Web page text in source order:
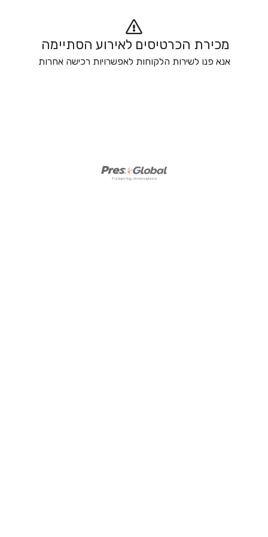
מכירת הכרטיסים לאירוע הסתיימה
אנא פנו לשירות הלקוחות לאפשרויות רכישה אחרות